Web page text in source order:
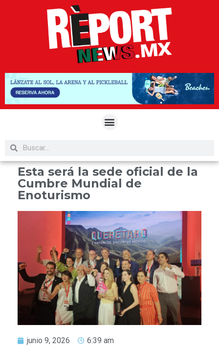
Esta será la sede oficial de la
Cumbre Mundial de
Enoturismo
junio 9, 2026 6:39 am